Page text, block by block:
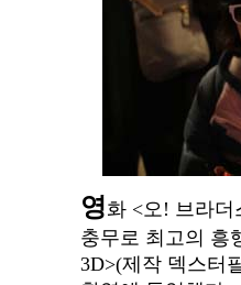
영화 <오! 브라더
충무로 최고의 흥
3D>(제작 덱스터